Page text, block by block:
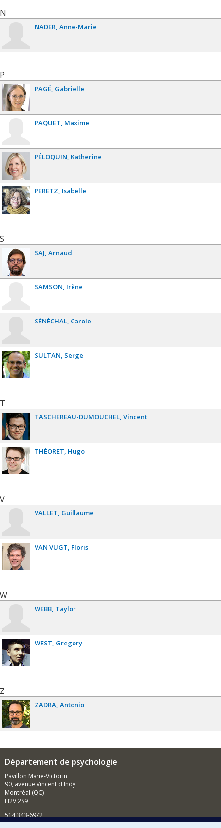
N
NADER Anne-Marie
P
PAGÉ Gabrielle
PAQUET Maxime
PÉLOQUIN Katherine
PERETZ Isabelle
S
SAJ Arnaud
SAMSON Irène
SÉNÉCHAL Carole
SULTAN Serge
T
TASCHEREAU-DUMOUCHEL Vincent
THÉORET Hugo
V
VALLET Guillaume
VAN VUGT Floris
W
WEBB Taylor
WEST Gregory
Z
ZADRA Antonio
Département de psychologie
Pavillon Marie-Victorin
90, avenue Vincent d'Indy
Montréal (QC)
H2V 2S9
514 343-6972